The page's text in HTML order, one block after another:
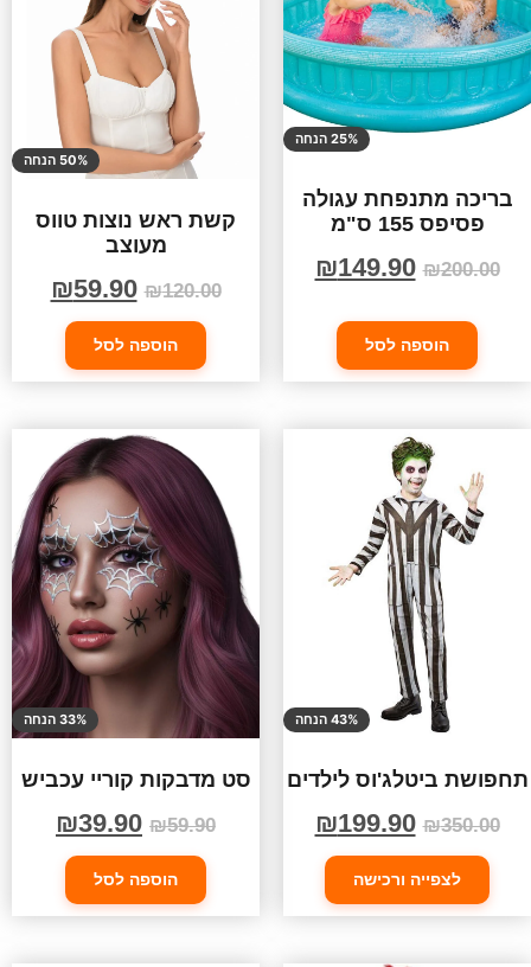
25% הנחה
בריכה מתנפחת עגולה
פסיפס 155 ס"מ
₪200.00
₪149.90
הוספה לסל
50% הנחה
קשת ראש נוצות טווס
מעוצב
₪120.00
₪59.90
הוספה לסל
43% הנחה
תחפושת ביטלג'וס לילדים
₪350.00
₪199.90
לצפייה ורכישה
33% הנחה
סט מדבקות קוריי עכביש
₪59.90
₪39.90
הוספה לסל